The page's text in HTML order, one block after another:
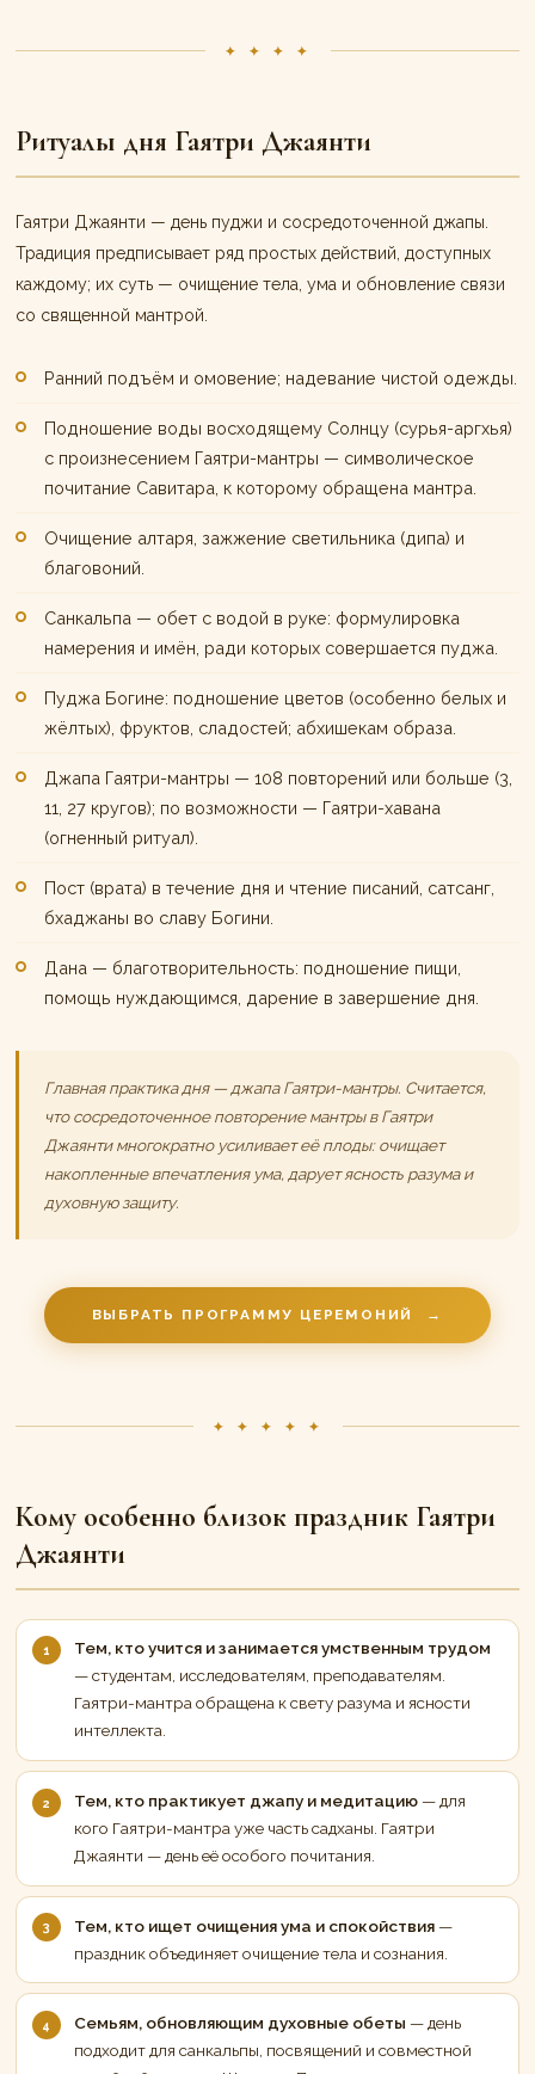
✦ ✦ ✦ ✦
Ритуалы дня Гаятри Джаянти
Гаятри Джаянти — день пуджи и сосредоточенной джапы.
Традиция предписывает ряд простых действий, доступных
каждому; их суть — очищение тела, ума и обновление связи
со священной мантрой.
Ранний подъём и омовение; надевание чистой одежды.
Подношение воды восходящему Солнцу (сурья-аргхья)
с произнесением Гаятри-мантры — символическое
почитание Савитара, к которому обращена мантра.
Очищение алтаря, зажжение светильника (дипа) и
благовоний.
Санкальпа — обет с водой в руке: формулировка
намерения и имён, ради которых совершается пуджа.
Пуджа Богине: подношение цветов (особенно белых и
жёлтых), фруктов, сладостей; абхишекам образа.
Джапа Гаятри-мантры — 108 повторений или больше (3,
11, 27 кругов); по возможности — Гаятри-хавана
(огненный ритуал).
Пост (врата) в течение дня и чтение писаний, сатсанг,
бхаджаны во славу Богини.
Дана — благотворительность: подношение пищи,
помощь нуждающимся, дарение в завершение дня.
Главная практика дня — джапа Гаятри-мантры. Считается,
что сосредоточенное повторение мантры в Гаятри
Джаянти многократно усиливает её плоды: очищает
накопленные впечатления ума, дарует ясность разума и
духовную защиту.
ВЫБРАТЬ ПРОГРАММУ ЦЕРЕМОНИЙ →
✦ ✦ ✦ ✦ ✦
Кому особенно близок праздник Гаятри
Джаянти
Тем, кто учится и занимается умственным трудом
— студентам, исследователям, преподавателям.
Гаятри-мантра обращена к свету разума и ясности
интеллекта.
Тем, кто практикует джапу и медитацию— для
кого Гаятри-мантра уже часть садханы. Гаятри
Джаянти — день её особого почитания.
Тем, кто ищет очищения ума и спокойствия—
праздник объединяет очищение тела и сознания.
Семьям, обновляющим духовные обеты — день
подходит для санкальпы, посвящений и совместной